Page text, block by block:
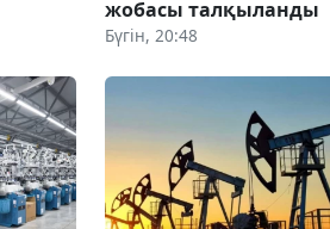
жобасы талқыланды
Бүгін, 20:48